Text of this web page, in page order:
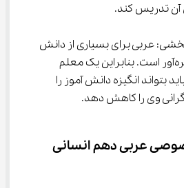
آن تدریس کند.
و انگیزه‌بخشی: عربی برای بسیاری از دانش
‌آموزان درسی دلهره‌آور است. بنابراین یک معلم
بتواند انگیزه دانش آموز را
وی را کاهش دهد.
عربی دهم انسانی